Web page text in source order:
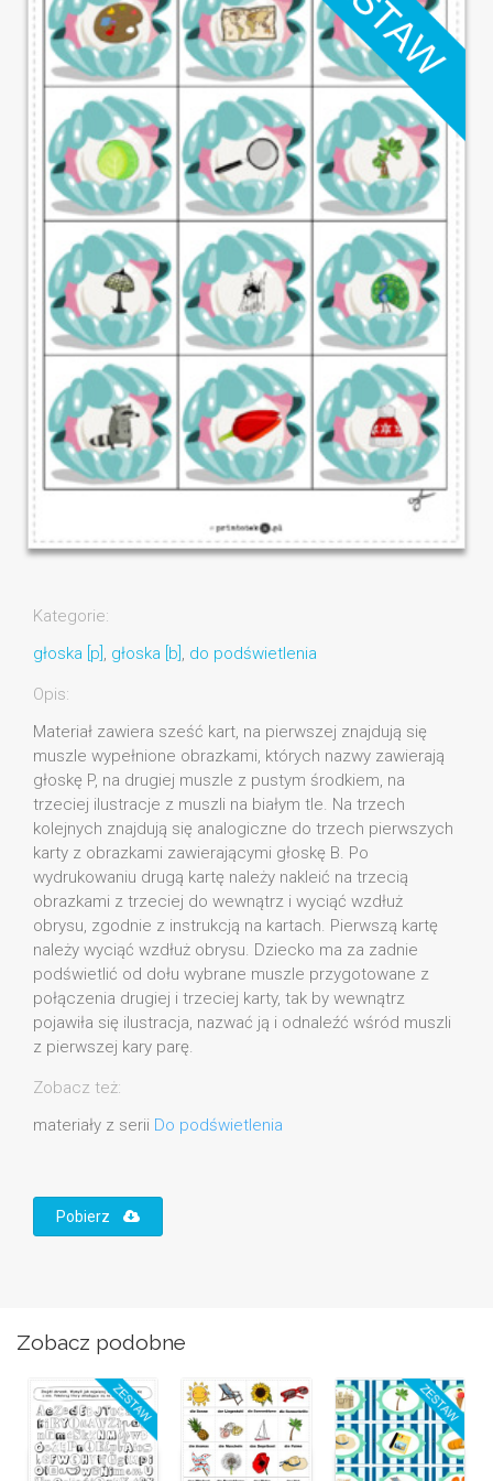
Kategorie:
głoska [p] , głoska [b] , do podświetlenia
Opis:
Materiał zawiera sześć kart, na pierwszej znajdują się
muszle wypełnione obrazkami, których nazwy zawierają
głoskę P, na drugiej muszle z pustym środkiem, na
trzeciej ilustracje z muszli na białym tle. Na trzech
kolejnych znajdują się analogiczne do trzech pierwszych
karty z obrazkami zawierającymi głoskę B. Po
wydrukowaniu drugą kartę należy nakleić na trzecią
obrazkami z trzeciej do wewnątrz i wyciąć wzdłuż
obrysu, zgodnie z instrukcją na kartach. Pierwszą kartę
należy wyciąć wzdłuż obrysu. Dziecko ma za zadnie
podświetlić od dołu wybrane muszle przygotowane z
połączenia drugiej i trzeciej karty, tak by wewnątrz
pojawiła się ilustracja, nazwać ją i odnaleźć wśród muszli
z pierwszej kary parę.
Zobacz też:
materiały z serii Do podświetlenia
Pobierz
Zobacz podobne